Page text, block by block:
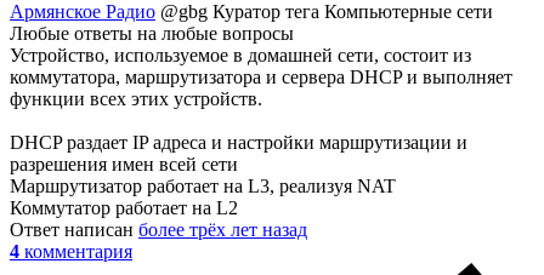
Армянское Радио @gbg Куратор тега Компьютерные сети
Любые ответы на любые вопросы
Устройство, используемое в домашней сети, состоит из
коммутатора, маршрутизатора и сервера DHCP и выполняет
функции всех этих устройств.
DHCP раздает IP адреса и настройки маршрутизации и
разрешения имен всей сети
Маршрутизатор работает на L3, реализуя NAT
Коммутатор работает на L2
Ответ написан более трёх лет назад
4 комментария